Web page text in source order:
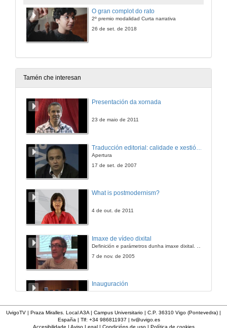
O gran complot do rato
2º premio modalidad Curta narrativa
26 de set. de 2018
Tamén che interesan
Presentación da xornada
23 de maio de 2011
Apertura
17 de set. de 2007
What is postmodernism?
4 de out. de 2011
Imaxe de vídeo dixital
Definición e parámetros dunha imaxe dixital. Resolución e Aspecto. Profundidade da cor. Compresión. Frame por segundo. Entrelazado. Campos, cadros
7 de nov. de 2005
Inauguración
UvigoTV | Praza Miralles. Local A3A | Campus Universitario | C.P. 36310 Vigo (Pontevedra) |
España | Tlf: +34 986811937 | tv@uvigo.es
Accesibilidade | Aviso Legal| Condicións de uso| Política de cookies